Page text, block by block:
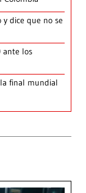
y dice que no se
ante los
final mundial